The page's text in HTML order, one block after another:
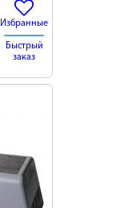
Избранные
Быстрый
заказ